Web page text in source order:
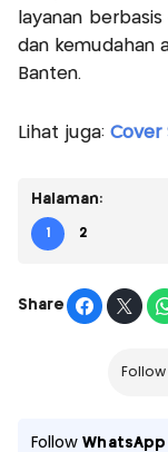
layanan
dan kemudahan
Banten.
Lihat juga: Cover
Halaman:
1 2
Share
Follow